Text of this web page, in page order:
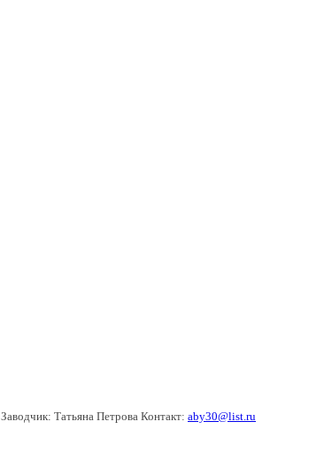
Заводчик: Татьяна Петрова Контакт: aby30@list.ru